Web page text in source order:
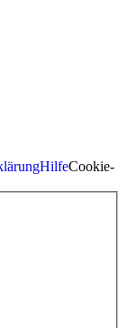
HilfeCookie-